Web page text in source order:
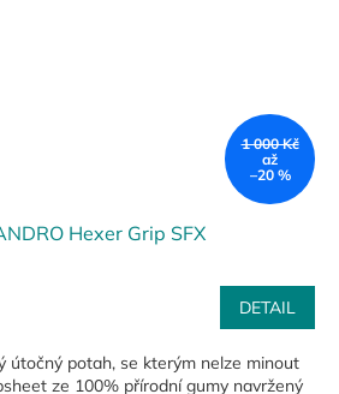
1 000 Kč
až
–20 %
Hexer Grip SFX
DETAIL
útočný potah, se kterým nelze minout
ze 100% přírodní gumy navržený